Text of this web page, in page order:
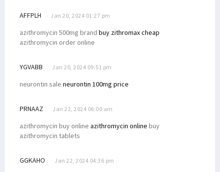
AFFPLH Jan 20, 2024 01:27 pm
azithromycin 500mg brand buy zithromax cheap
azithromycin order online
YGVABB Jan 20, 2024 09:51 pm
neurontin sale neurontin 100mg price
PRNAAZ Jan 22, 2024 06:00 am
azithromycin buy online azithromycin online buy
azithromycin tablets
GGKAHO Jan 22, 2024 04:36 pm